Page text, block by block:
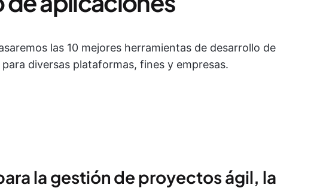
las 10 mejores herramientas de desarrollo de
diversas plataformas, fines y empresas.
la gestión de proyectos ágil, la